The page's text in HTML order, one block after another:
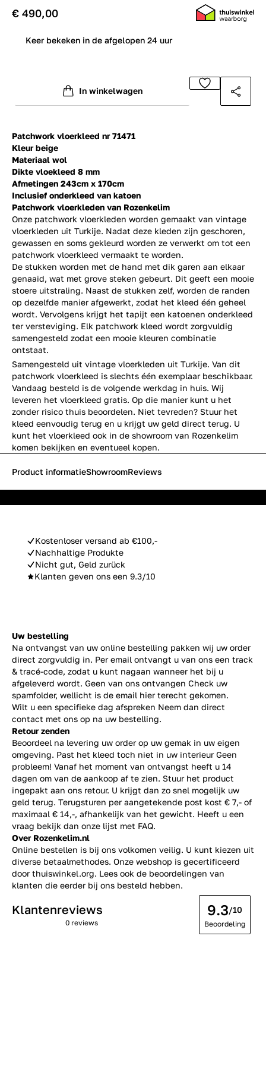
Patchwork vloerkleed nr 71471
Kleur beige
Materiaal wol
Dikte vloekleed 8 mm
Afmetingen 243cm x 170cm
Inclusief onderkleed van katoen
Patchwork vloerkleden van Rozenkelim
Onze patchwork vloerkleden worden gemaakt van vintage
vloerkleden uit Turkije. Nadat deze kleden zijn geschoren,
gewassen en soms gekleurd worden ze verwerkt om tot een
patchwork vloerkleed vermaakt te worden.
De stukken worden met de hand met dik garen aan elkaar
genaaid, wat met grove steken gebeurt. Dit geeft een mooie
stoere uitstraling. Naast de stukken zelf, worden de randen
op dezelfde manier afgewerkt, zodat het kleed één geheel
wordt. Vervolgens krijgt het tapijt een katoenen onderkleed
ter versteviging. Elk patchwork kleed wordt zorgvuldig
samengesteld zodat een mooie kleuren combinatie
ontstaat.
€ 490,00
Keer bekeken in de afgelopen 24 uur
In winkelwagen
Samengesteld uit vintage vloerkleden uit Turkije. Van dit
patchwork vloerkleed is slechts één exemplaar beschikbaar.
Vandaag besteld is de volgende werkdag in huis. Wij
leveren het vloerkleed gratis. Op die manier kunt u het
zonder risico thuis beoordelen. Niet tevreden? Stuur het
kleed eenvoudig terug en u krijgt uw geld direct terug. U
kunt het vloerkleed ook in de showroom van Rozenkelim
komen bekijken en eventueel kopen.
Kostenloser versand ab €100,-
Nachhaltige Produkte
Nicht gut, Geld zurück
Klanten geven ons een 9.3/10
Product informatieShowroomReviews
Uw bestelling
Na ontvangst van uw online bestelling pakken wij uw order
direct zorgvuldig in. Per email ontvangt u van ons een track
& tracé-code, zodat u kunt nagaan wanneer het bij u
afgeleverd wordt. Geen van ons ontvangen Check uw
spamfolder, wellicht is de email hier terecht gekomen.
Wilt u een specifieke dag afspreken Neem dan direct
contact met ons op na uw bestelling.
Retour zenden
Beoordeel na levering uw order op uw gemak in uw eigen
omgeving. Past het kleed toch niet in uw interieur Geen
probleem! Vanaf het moment van ontvangst heeft u 14
dagen om van de aankoop af te zien. Stuur het product
ingepakt aan ons retour. U krijgt dan zo snel mogelijk uw
geld terug. Terugsturen per aangetekende post kost € 7,- of
maximaal € 14,-, afhankelijk van het gewicht. Heeft u een
vraag bekijk dan onze lijst met FAQ.
Over Rozenkelim.nl
Online bestellen is bij ons volkomen veilig. U kunt kiezen uit
diverse betaalmethodes. Onze webshop is gecertificeerd
door thuiswinkel.org. Lees ook de beoordelingen van
klanten die eerder bij ons besteld hebben.
Klantenreviews
0 reviews
9.3/10
Beoordeling